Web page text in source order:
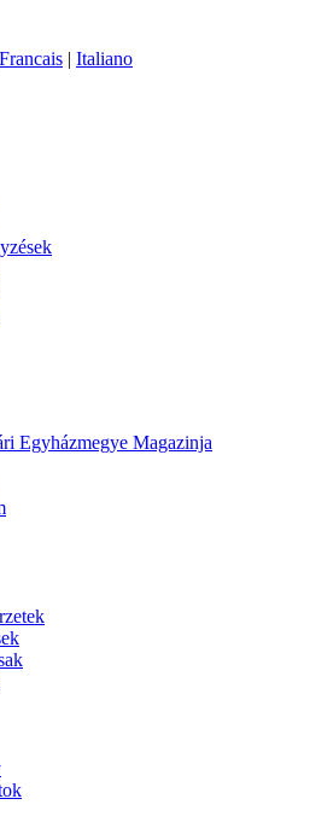
Francais | Italiano
Egyházmegye Magazinja